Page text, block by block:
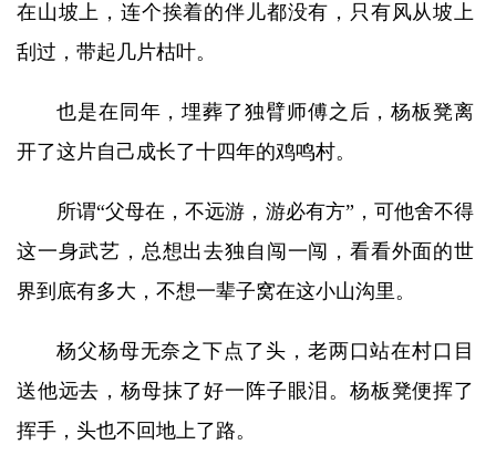
在山坡上，连个挨着的伴儿都没有，只有风从坡上
刮过，带起几片枯叶。
也是在同年，埋葬了独臂师傅之后，杨板凳离
开了这片自己成长了十四年的鸡鸣村。
所谓“父母在，不远游，游必有方”，可他舍不得
这一身武艺，总想出去独自闯一闯，看看外面的世
界到底有多大，不想一辈子窝在这小山沟里。
杨父杨母无奈之下点了头，老两口站在村口目
送他远去，杨母抹了好一阵子眼泪。杨板凳便挥了
挥手，头也不回地上了路。